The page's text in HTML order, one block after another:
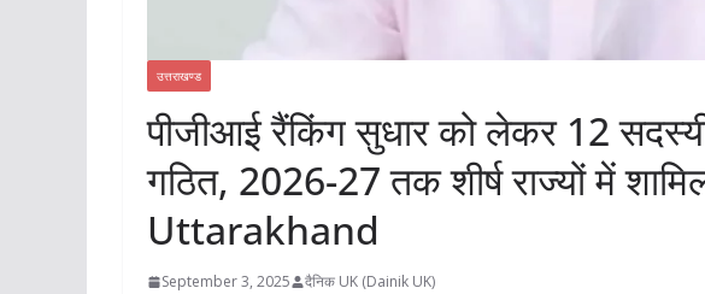
उत्तराखण्ड
पीजीआई रैंकिंग सुधार को लेकर 12
गठित, 2026-27 तक शीर्ष राज्यों में
Uttarakhand
September 3, 2025 दैनिक UK (Dainik UK)